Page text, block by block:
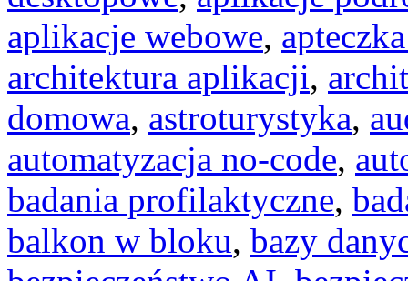
aplikacje webowe,
architektura aplikacji,
domowa, astroturystyka,
automatyzacja no-code,
badania profilaktyczne,
balkon w bloku, bazy